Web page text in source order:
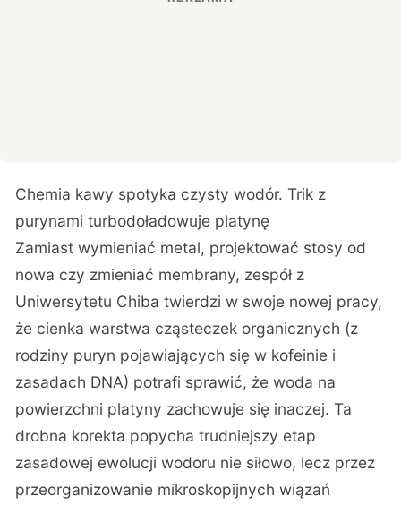
Chemia kawy spotyka czysty wodór. Trik z
purynami turbodoładowuje platynę
Zamiast wymieniać metal, projektować stosy od
nowa czy zmieniać membrany, zespół z
Uniwersytetu Chiba twierdzi w swoje nowej pracy,
że cienka warstwa cząsteczek organicznych (z
rodziny puryn pojawiających się w kofeinie i
zasadach DNA) potrafi sprawić, że woda na
powierzchni platyny zachowuje się inaczej. Ta
drobna korekta popycha trudniejszy etap
zasadowej ewolucji wodoru nie siłowo, lecz przez
przeorganizowanie mikroskopijnych wiązań